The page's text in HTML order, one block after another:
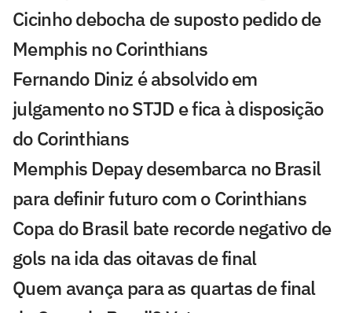
Cicinho debocha de suposto pedido de
Memphis no Corinthians
Fernando Diniz é absolvido em
julgamento no STJD e fica à disposição
do Corinthians
Memphis Depay desembarca no Brasil
para definir futuro com o Corinthians
Copa do Brasil bate recorde negativo de
gols na ida das oitavas de final
Quem avança para as quartas de final